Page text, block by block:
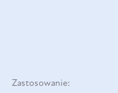
Zastosowanie: